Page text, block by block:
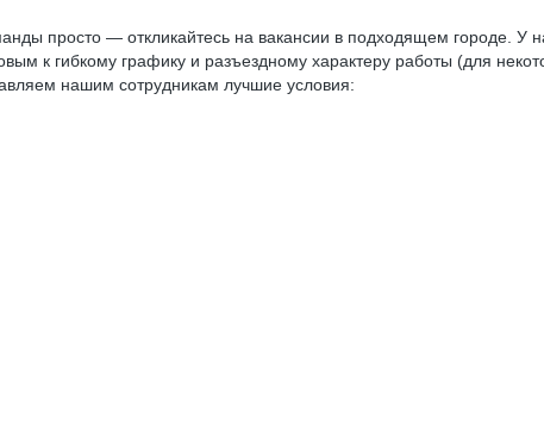
просто — откликайтесь на вакансии в подходящем городе. У
к гибкому графику и разъездному характеру работы (для
нашим сотрудникам лучшие условия: